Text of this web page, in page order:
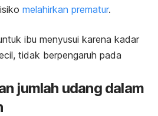
melahirkan prematur.
ibu menyusui karena kadar
tidak berpengaruh pada
jumlah udang dalam